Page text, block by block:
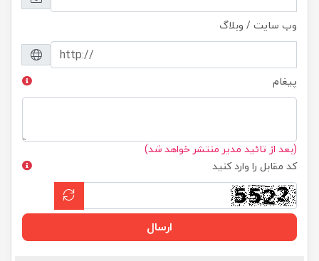
وب سایت / وبلاگ
پیغام
(بعد از تائید مدیر منتشر خواهد شد)
کد مقابل را وارد کنید
ارسال